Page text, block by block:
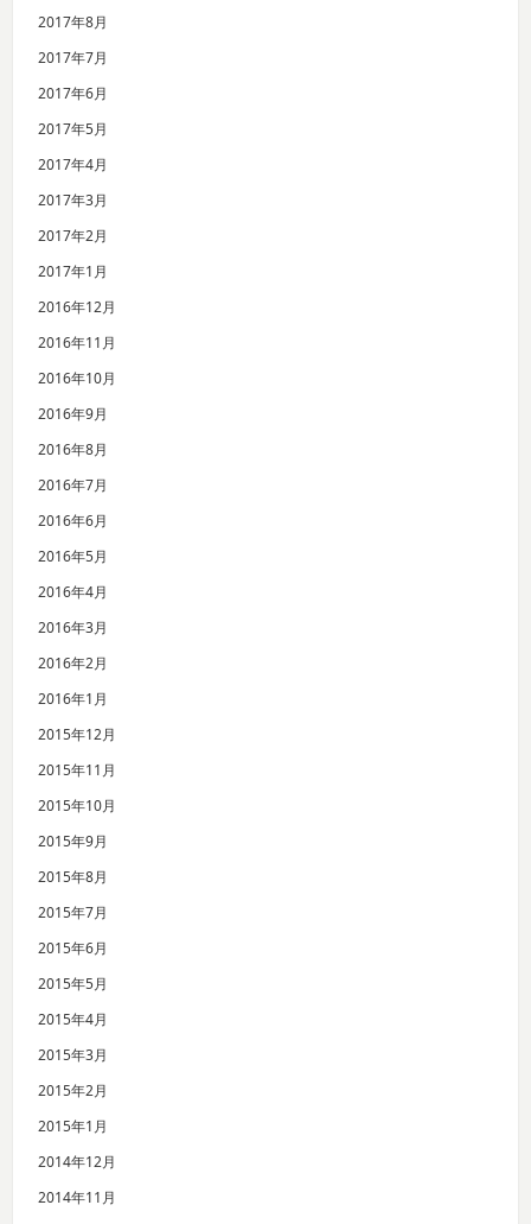
2017年8月
2017年7月
2017年6月
2017年5月
2017年4月
2017年3月
2017年2月
2017年1月
2016年12月
2016年11月
2016年10月
2016年9月
2016年8月
2016年7月
2016年6月
2016年5月
2016年4月
2016年3月
2016年2月
2016年1月
2015年12月
2015年11月
2015年10月
2015年9月
2015年8月
2015年7月
2015年6月
2015年5月
2015年4月
2015年3月
2015年2月
2015年1月
2014年12月
2014年11月